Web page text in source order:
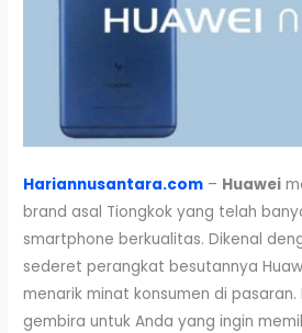
Hariannusantara.com – Huawei
brand asal Tiongkok yang telah
smartphone berkualitas. Dikenal
sederet perangkat besutannya
menarik minat konsumen di
gembira untuk Anda yang ingin